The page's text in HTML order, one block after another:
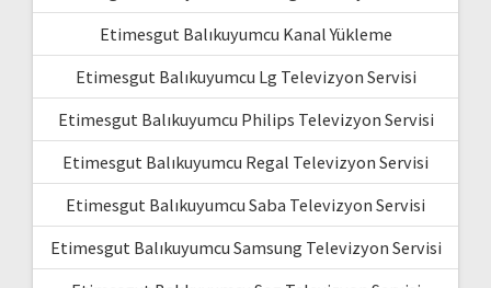
Etimesgut Balıkuyumcu Kanal Yükleme
Etimesgut Balıkuyumcu Lg Televizyon Servisi
Etimesgut Balıkuyumcu Philips Televizyon Servisi
Etimesgut Balıkuyumcu Regal Televizyon Servisi
Etimesgut Balıkuyumcu Saba Televizyon Servisi
Etimesgut Balıkuyumcu Samsung Televizyon Servisi